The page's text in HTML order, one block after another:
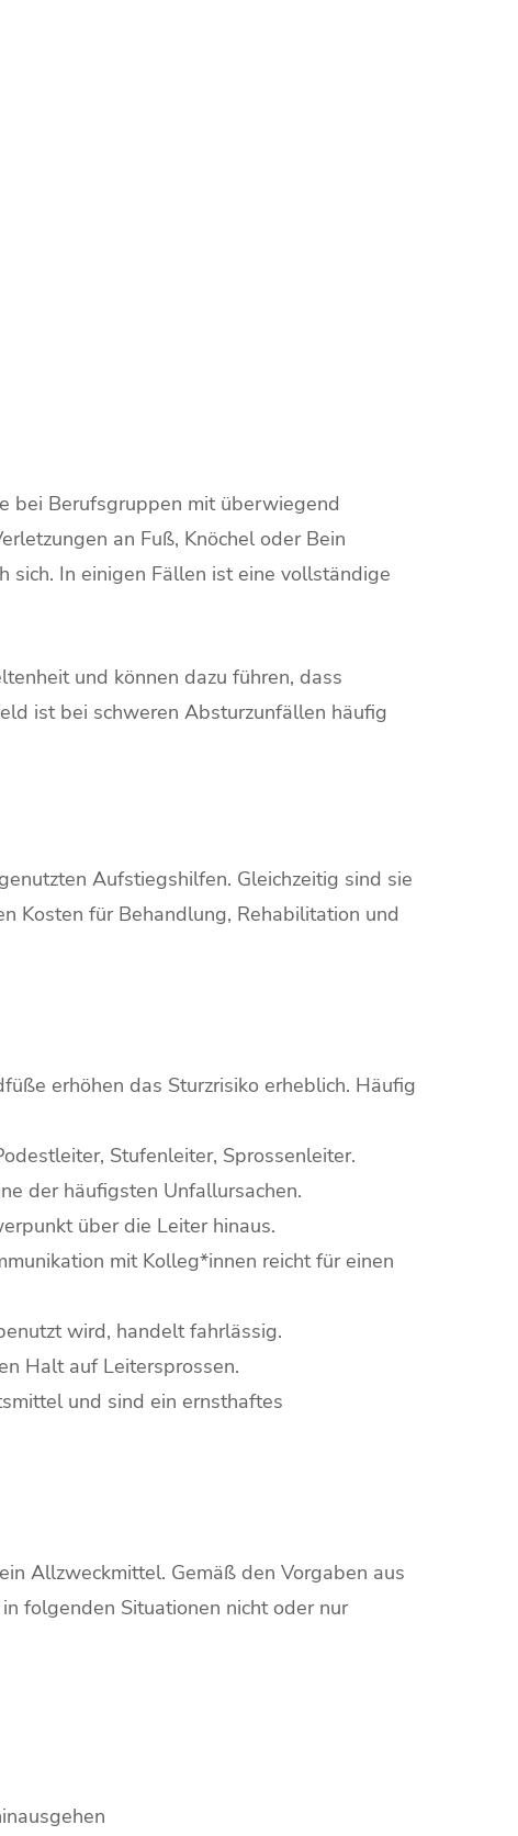
bei Berufsgruppen mit überwiegend
an Fuß, Knöchel oder Bein
sich. In einigen Fällen ist eine vollständige
und können dazu führen, dass
ist bei schweren Absturzunfällen häufig
Aufstiegshilfen. Gleichzeitig sind sie
Kosten für Behandlung, Rehabilitation und
erhöhen das Sturzrisiko erheblich. Häufig
Stufenleiter, Sprossenleiter.
der häufigsten Unfallursachen.
über die Leiter hinaus.
mit Kolleg*innen reicht für einen
wird, handelt fahrlässig.
Halt auf Leitersprossen.
und sind ein ernsthaftes
Allzweckmittel. Gemäß den Vorgaben aus
folgenden Situationen nicht oder nur